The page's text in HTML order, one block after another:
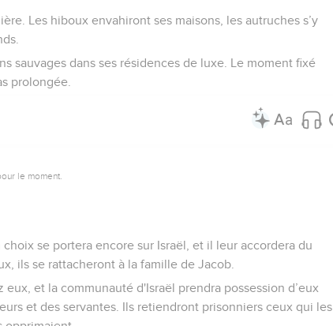
Les hiboux envahiront ses maisons, les autruches s’y
sauvages dans ses résidences de luxe. Le moment fixé
prolongée.
le moment.
se portera encore sur Israël, et il leur accordera du
ils se rattacheront à la famille de Jacob.
et la communauté d'Israël prendra possession d’eux
et des servantes. Ils retiendront prisonniers ceux qui les